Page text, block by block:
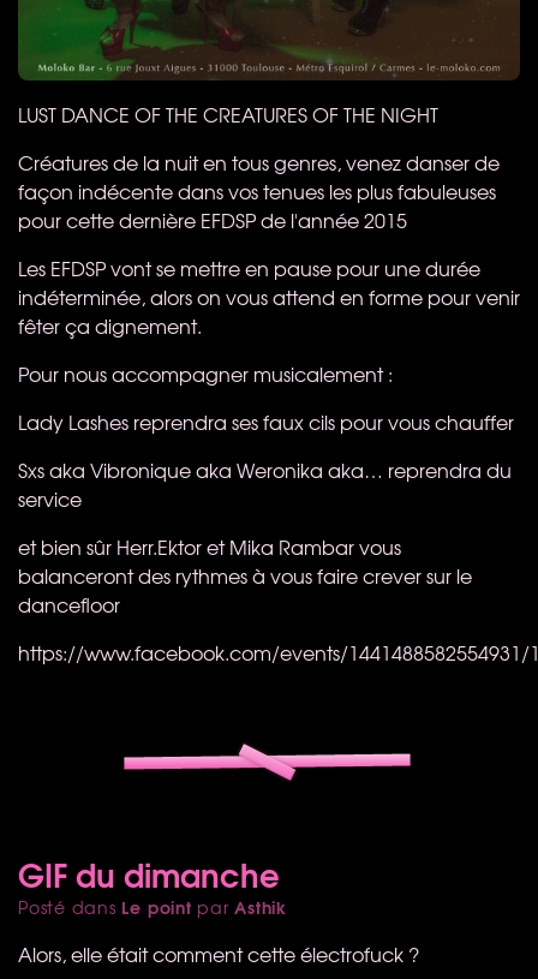
LUST DANCE OFTHE CREATURESOFTHE NIGHT
Créatures de la nuit en tous genres, venez danser de
façon indécente dans vos tenues les plus fabuleuses
pour cette dernière EFDSPde l'année 2015
Les EFDSPvont se mettre en pause pour une durée
indéterminée, alors on vous attend en forme pour venir
fêter ça dignement.
Pour nous accompagner musicalement :
Lady Lashes​ reprendra ses faux cils pour vous chauffer
Sxs aka Vibronique aka Weronika aka… reprendra du
service
et bien sûr Herr.Ektor et Mika Rambar vous
balanceront des rythmes à vous faire crever sur le
dancefloor
https://www.facebook.com/events/1441488582554931/
GIF du dimanche
Posté dans Le point parAsthik
Alors, elle était comment cette électrofuck ?